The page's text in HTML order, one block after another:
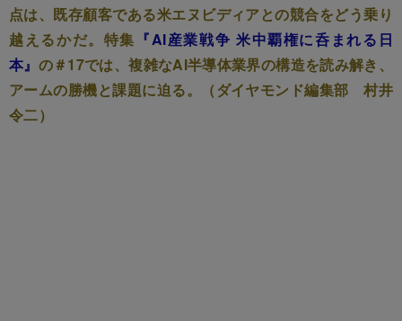
点は、既存顧客である米エヌビディアとの競合をどう乗り
越えるかだ。特集 『AI産業戦争 米中覇権に呑まれる日
本』 の＃17では、複雑なAI半導体業界の構造を読み解き、
アームの勝機と課題に迫る。（ダイヤモンド編集部 村井
令二）